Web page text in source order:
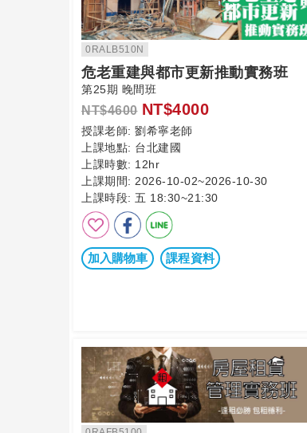
0RALB510N
危老重建與都市更新推動實務班
第25期 晚間班
NT$4600 NT$4000
授課老師: 劉希寧老師
上課地點: 台北建國
上課時數: 12hr
上課期間: 2026-10-02~2026-10-30
上課時段: 五 18:30~21:30
加入購物車 課程資料